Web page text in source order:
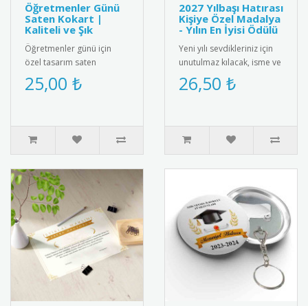
Öğretmenler Günü
Saten Kokart |
Kaliteli ve Şık
Öğretmenler günü için
özel tasarım saten
kokart."24 Kasım
Öğretmenler Günü" yazılı
25,00 ₺
2027 Yılbaşı Hatırası
Kişiye Özel Madalya
- Yılın En İyisi Ödülü
Yeni yılı sevdikleriniz için
unutulmaz kılacak, isme ve
aileye özel olarak
tasarlanan "2025 Yılbaşı ..
26,50 ₺